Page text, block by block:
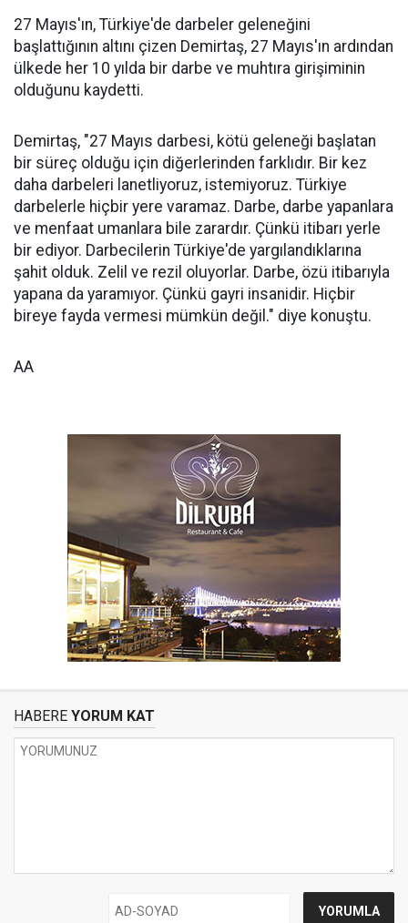
27 Mayıs'ın, Türkiye'de darbeler geleneğini
başlattığının altını çizen Demirtaş, 27 Mayıs'ın ardından
ülkede her 10 yılda bir darbe ve muhtıra girişiminin
olduğunu kaydetti.
Demirtaş, "27 Mayıs darbesi, kötü geleneği başlatan
bir süreç olduğu için diğerlerinden farklıdır. Bir kez
daha darbeleri lanetliyoruz, istemiyoruz. Türkiye
darbelerle hiçbir yere varamaz. Darbe, darbe yapanlara
ve menfaat umanlara bile zarardır. Çünkü itibarı yerle
bir ediyor. Darbecilerin Türkiye'de yargılandıklarına
şahit olduk. Zelil ve rezil oluyorlar. Darbe, özü itibarıyla
yapana da yaramıyor. Çünkü gayri insanidir. Hiçbir
bireye fayda vermesi mümkün değil." diye konuştu.
AA
HABERE YORUM KAT